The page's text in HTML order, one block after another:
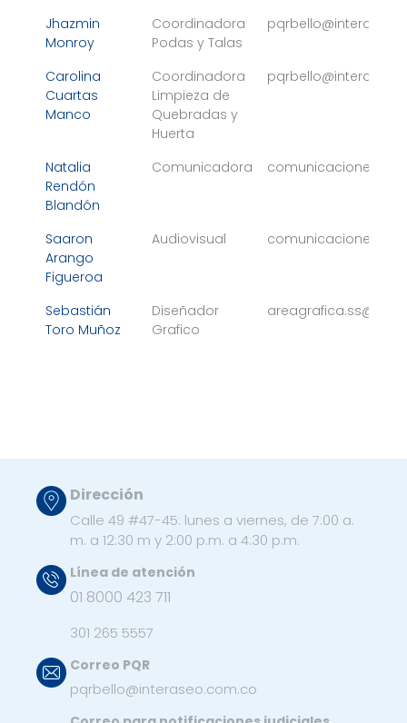
Jhazmin
Monroy
Coordinadora
Podas y Talas
Carolina
Cuartas
Manco
Coordinadora
Limpieza de
Quebradas y
Huerta
Natalia
Rendón
Blandón
Comunicadora
Saaron
Arango
Figueroa
Audiovisual
Sebastián
Toro Muñoz
Diseñador
Grafico
Dirección
Calle 49 #47-45: lunes a viernes, de 7:00 a.
m. a 12:30 m y 2:00 p.m. a 4:30 p.m.
Línea de atención
01 8000 423 711
301 265 5557
Correo PQR
pqrbello@interaseo.com.co